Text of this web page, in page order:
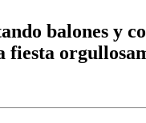
balones y